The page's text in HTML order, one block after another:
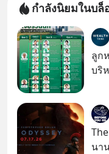
กำลังนิยมในบล็
ลูก
บริ
นา